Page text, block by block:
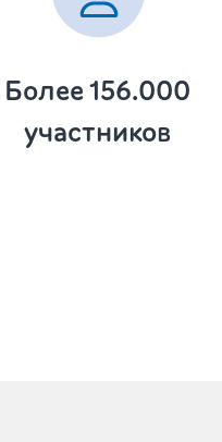
Более 156.000
участников